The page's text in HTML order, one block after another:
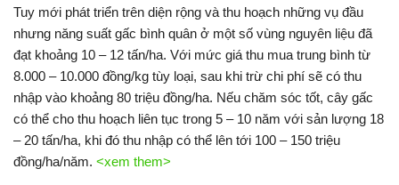
Tuy mới phát triển trên diện rộng và thu hoạch những vụ đầu
nhưng năng suất gấc bình quân ở một số vùng nguyên liệu đã
đạt khoảng 10 – 12 tấn/ha. Với mức giá thu mua trung bình từ
8.000 – 10.000 đồng/kg tùy loại, sau khi trừ chi phí sẽ có thu
nhập vào khoảng 80 triệu đồng/ha. Nếu chăm sóc tốt, cây gấc
có thể cho thu hoạch liên tục trong 5 – 10 năm với sản lượng 18
– 20 tấn/ha, khi đó thu nhập có thể lên tới 100 – 150 triệu
đồng/ha/năm. <xem them>